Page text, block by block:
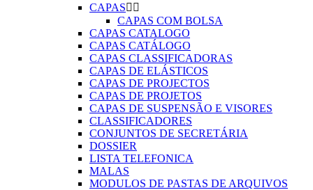
CAPAS 
CAPAS COM BOLSA
CAPAS CATALOGO
CAPAS CATÁLOGO
CAPAS CLASSIFICADORAS
CAPAS DE ELÁSTICOS
CAPAS DE PROJECTOS
CAPAS DE PROJETOS
CAPAS DE SUSPENSÃO E VISORES
CLASSIFICADORES
CONJUNTOS DE SECRETÁRIA
DOSSIER
LISTA TELEFONICA
MALAS
MODULOS DE PASTAS DE ARQUIVOS